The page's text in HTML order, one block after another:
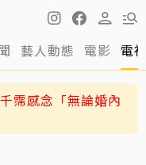
藝人動態 電影 電
霈感念「無論婚內